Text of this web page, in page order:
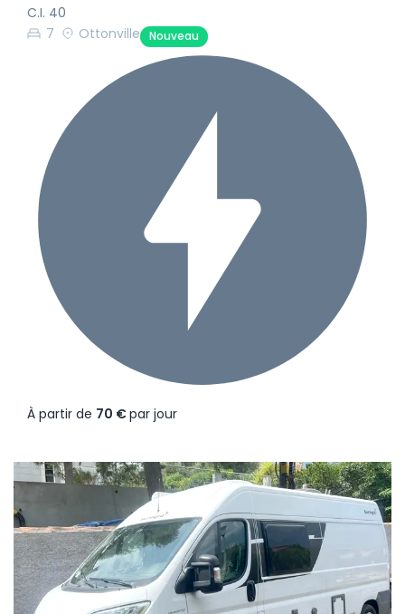
C.I. 40
7
Ottonville Nouveau
À partir de 70 €par jour